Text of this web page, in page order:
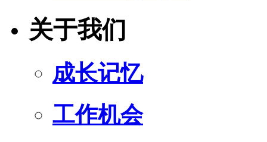
关于我们
成长记忆
工作机会